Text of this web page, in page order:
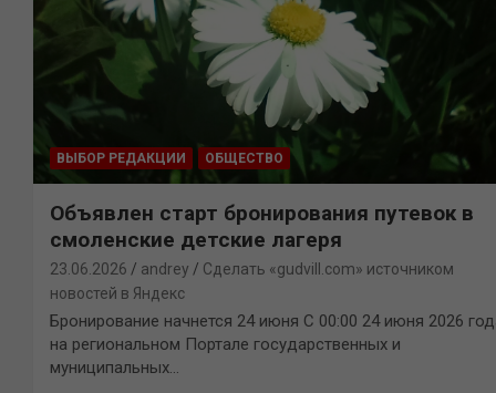
ВЫБОР РЕДАКЦИИ ОБЩЕСТВО
Объявлен старт бронирования путевок в
смоленские детские лагеря
23.06.2026 andrey
Сделать «gudvill.com» источником
новостей в Яндекс
Бронирование начнется 24 июня С 00:00 24 июня 2026
на региональном Портале государственных и
муниципальных…